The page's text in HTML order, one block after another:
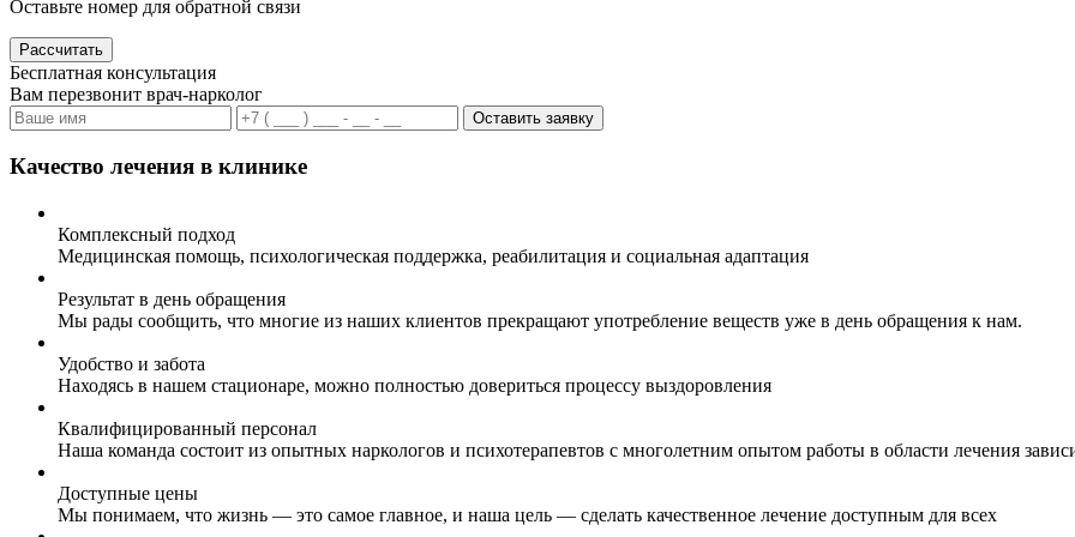
Оставьте номер для обратной связи
Рассчитать
Бесплатная консультация
Вам перезвонит врач-нарколог
Оставить заявку
Качество лечения в клинике
Комплексный подход
Медицинская помощь, психологическая поддержка, реабилитация и социальная адаптация
Результат в день обращения
Мы рады сообщить, что многие из наших клиентов прекращают употребление веществ уже в день обращения к нам.
Удобство и забота
Находясь в нашем стационаре, можно полностью довериться процессу выздоровления
Квалифицированный персонал
Наша команда состоит из опытных наркологов и психотерапевтов с многолетним опытом работы в области лечения
Доступные цены
Мы понимаем, что жизнь — это самое главное, и наша цель — сделать качественное лечение доступным для всех